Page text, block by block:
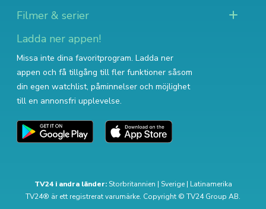
Filmer & serier
Ladda ner appen!
Missa inte dina favoritprogram. Ladda ner
appen och få tillgång till fler funktioner såsom
din egen watchlist, påminnelser och möjlighet
till en annonsfri upplevelse.
TV24 i andra länder: Storbritannien | Sverige| Latinamerika
TV24® är ett registrerat varumärke. Copyright © TV24 Group AB.